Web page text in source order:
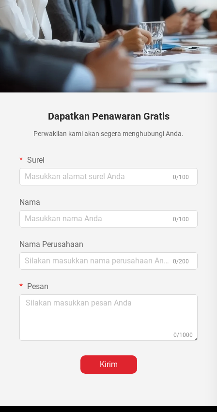
Dapatkan Penawaran Gratis
Perwakilan kami akan segera menghubungi Anda.
Surel
0/100
Nama
0/100
Nama Perusahaan
0/200
Pesan
0/1000
Kirim